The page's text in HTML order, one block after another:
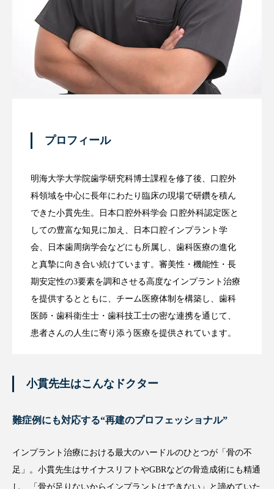
プロフィール
明海大学大学院歯学研究科博士課程を修了後、口腔外
科領域を中心に長年にわたり臨床の現場で研鑽を積ん
できた小貫先生。日本口腔外科学会 口腔外科認定医と
しての豊富な知見に加え、日本口腔インプラント学
会、日本歯周病学会などにも所属し、歯科医療の進化
と真摯に向き合い続けています。審美性・機能性・長
期安定性の3要素を調和させる高度なインプラント治療
を提供するとともに、チーム医療体制を構築し、歯科
医師・歯科衛生士・歯科技工士の密な連携を通じて、
患者さんの人生に寄り添う医療を提供されています。
小貫先生はこんなドクター
難症例にも対応する“再建のプロフェッショナル”
インプラント治療における最大のハードルのひとつが「骨の不
足」。小貫先生はサイナスリフトやGBRなどの骨造成術にも精通
し、「骨が足りないからインプラントはできない」と諦めていた